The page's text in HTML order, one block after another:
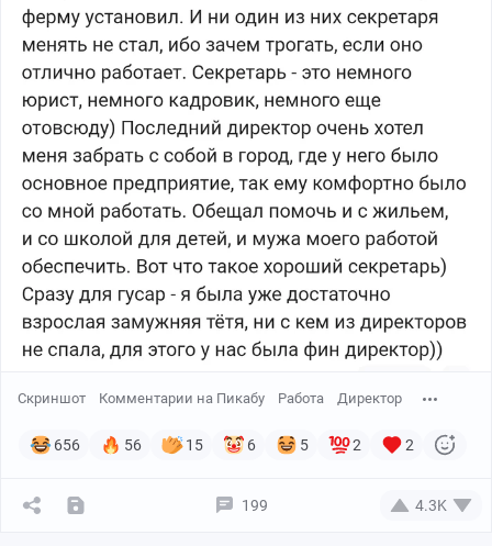
Скриншот Комментарии на Пикабу Работа Директор
656 56 15 6 5 2 2
199 4.3K